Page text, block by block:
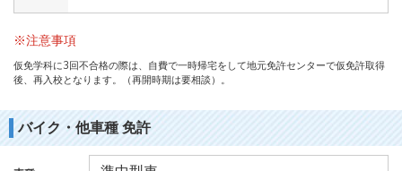
※注意事項
仮免学科に3回不合格の際は、自費で一時帰宅をして地元免許センターで仮免許取得
後、再入校となります。（再開時期は要相談）。
バイク・他車種 免許